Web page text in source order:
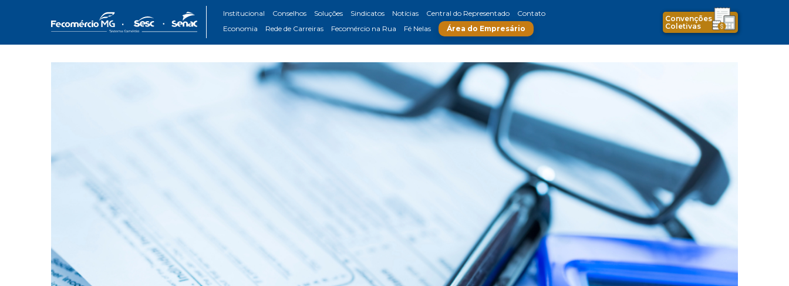
Institucional Conselhos Soluções Sindicatos Notícias Central do Representado
Contato
Economia
Rede de Carreiras Fecomércio na Rua Fé Nelas Área do Empresário
Convenções
Coletivas